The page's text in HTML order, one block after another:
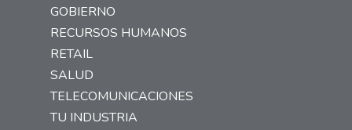
GOBIERNO
RECURSOS HUMANOS
RETAIL
SALUD
TELECOMUNICACIONES
TU INDUSTRIA